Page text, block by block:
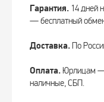
Гарантия. 14 дней
— бесплатный
Доставка.По
Оплата. Юрлицам
наличные, СБП.